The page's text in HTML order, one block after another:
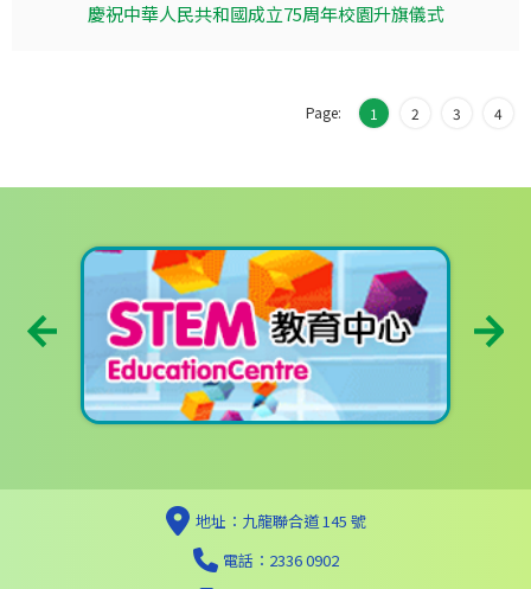
慶祝中華人民共和國成立75周年校園升旗儀式
Page: 1 2 3 4
地址：九龍聯合道 145 號
電話：2336 0902